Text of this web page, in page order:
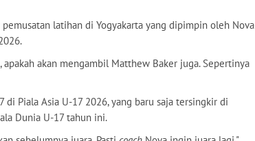
latihan di Yogyakarta yang dipimpin oleh Nova
akan mengambil Matthew Baker juga. Sepertinya
Piala Asia U-17 2026, yang baru saja tersingkir di
Dunia U-17 tahun ini.